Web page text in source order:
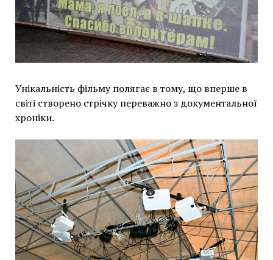
Унікальність фільму полягає в тому, що вперше в
світі створено стрічку переважно з документальної
хроніки.